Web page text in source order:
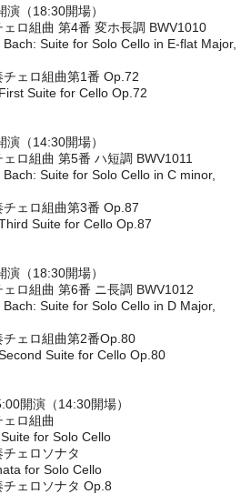
演 （18:30開場）
ェロ組曲 第4番 変ホ長調 BWV1010
Suite for Solo Cello in E-flat Major,
チェロ組曲第1番 Op.72
Suite for Cello Op.72
演 （14:30開場）
ェロ組曲 第5番 ハ短調 BWV1011
Suite for Solo Cello in C minor,
チェロ組曲第3番 Op.87
Suite for Cello Op.87
演 （18:30開場）
ェロ組曲 第6番 ニ長調 BWV1012
Suite for Solo Cello in D Major,
チェロ組曲第2番Op.80
Suite for Cello Op.80
開演 （14:30開場）
ェロ組曲
for Solo Cello
チェロソナタ
for Solo Cello
チェロソナタ Op.8